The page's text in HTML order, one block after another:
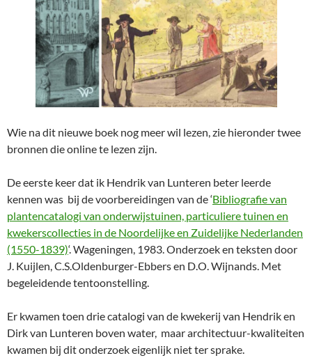
Wie na dit nieuwe boek nog meer wil lezen, zie hieronder twee
bronnen die online te lezen zijn.
De eerste keer dat ik Hendrik van Lunteren beter leerde
kennen was bij de voorbereidingen van de ‘Bibliografie van
plantencatalogi van onderwijstuinen, particuliere tuinen en
kwekerscollecties in de Noordelijke en Zuidelijke Nederlanden
(1550-1839)‘. Wageningen, 1983. Onderzoek en teksten door
J. Kuijlen, C.S.Oldenburger-Ebbers en D.O. Wijnands. Met
begeleidende tentoonstelling.
Er kwamen toen drie catalogi van de kwekerij van Hendrik en
Dirk van Lunteren boven water, maar architectuur-kwaliteiten
kwamen bij dit onderzoek eigenlijk niet ter sprake.